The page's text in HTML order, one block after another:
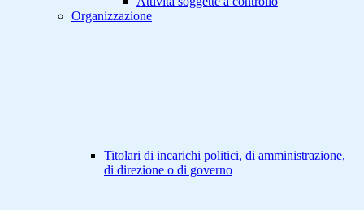
Organizzazione
Titolari di incarichi politici, di amministrazione,
di direzione o di governo